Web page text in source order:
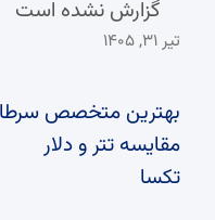
گزارش نشده است
تیر ۳۱, ۱۴۰۵
بهترین متخصص
مقایسه تتر و دلار
تکسا